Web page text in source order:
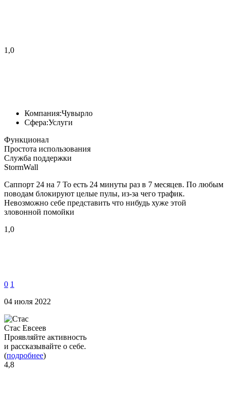
1,0
Компания:Чувырло
Сфера:Услуги
Функционал
Простота использования
Служба поддержки
StormWall
Саппорт 24 на 7 То есть 24 минуты раз в 7 месяцев. По любым
поводам блокируют целые пулы, из-за чего трафик.
Невозможно себе представить что нибудь хуже этой
зловонной помойки
1,0
0 1
04 июля 2022
Стас Евсеев
Проявляйте активность
и рассказывайте о себе.
(подробнее)
4,8